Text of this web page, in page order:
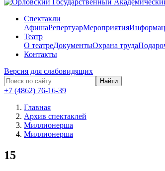
Спектакли
АфишаРепертуарМероприятия
Театр
О театреДокументыОхрана труда
Контакты
Версия для слабовидящих
Найти
+7 (4862) 76-16-39
Главная
Архив спектаклей
Миллионерша
Миллионерша
15